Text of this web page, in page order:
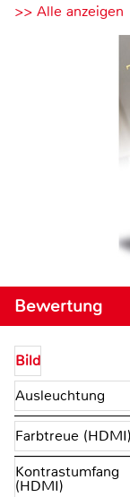
>> Alle anzeigen
Bewertung
Bild
Ausleuchtung
Farbtreue (HDMI)
Kontrastumfang
(HDMI)